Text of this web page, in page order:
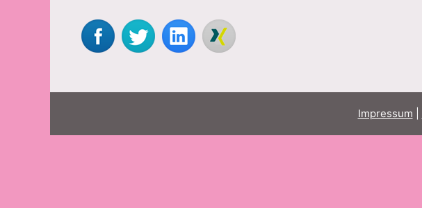
Impressum